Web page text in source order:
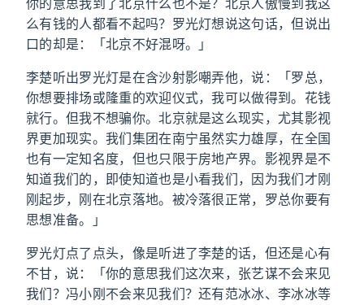
你的意思我到了北京什么也不是？北京人傲慢到我这
么有钱的人都看不起吗？罗光灯想说这句话，但说出
口的却是：「北京不好混呀。」
李楚听出罗光灯是在含沙射影嘲弄他，说：「罗总，
你想要排场或隆重的欢迎仪式，我可以做得到。花钱
就行。但我不想骗你。北京就是这么现实，尤其影视
界更加现实。我们集团在南宁虽然实力雄厚，在全国
也有一定知名度，但也只限于房地产界。影视界是不
知道我们的，即使知道也是小看我们，因为我们才刚
刚起步，刚在北京落地。被冷落很正常，罗总你要有
思想准备。」
罗光灯点了点头，像是听进了李楚的话，但还是心有
不甘，说：「你的意思我们这次来，张艺谋不会来见
我们？冯小刚不会来见我们？还有范冰冰、李冰冰等